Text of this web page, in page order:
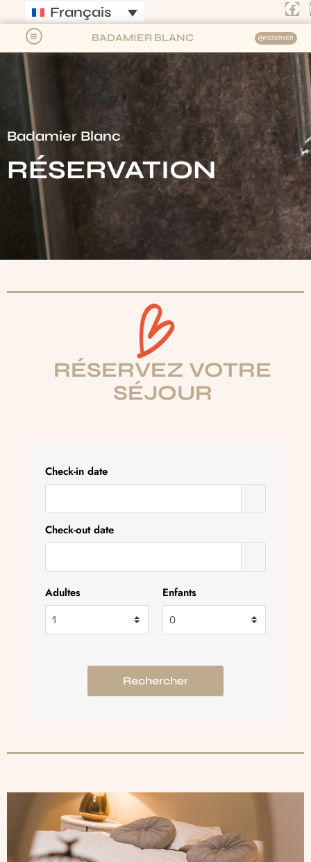
Français
BADAMIER BLANC RESERVER
Badamier Blanc
RÉSERVATION
RÉSERVEZ VOTRE
SÉJOUR
Check-in date
Check-out date
Adultes Enfants
Rechercher
HOME